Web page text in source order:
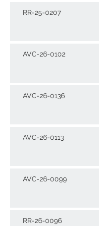
RR-25-0207
AVC-26-0102
AVC-26-0136
AVC-26-0113
AVC-26-0099
RR-26-0096